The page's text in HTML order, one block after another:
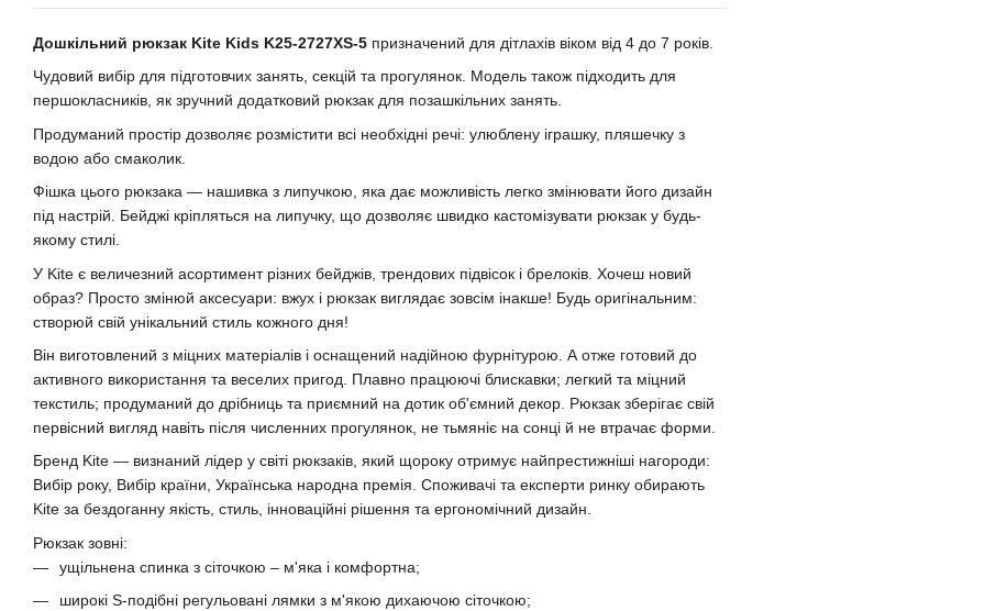
Дошкільний рюкзак Kite Kids K25-2727XS-5 призначений для дітлахів віком від 4 до 7 років.
Чудовий вибір для підготовчих занять, секцій та прогулянок. Модель також підходить для
першокласників, як зручний додатковий рюкзак для позашкільних занять.
Продуманий простір дозволяє розмістити всі необхідні речі: улюблену іграшку, пляшечку з
водою або смаколик.
Фішка цього рюкзака — нашивка з липучкою, яка дає можливість легко змінювати його дизайн
під настрій. Бейджі кріпляться на липучку, що дозволяє швидко кастомізувати рюкзак у будь-
якому стилі.
У Kite є величезний асортимент різних бейджів, трендових підвісок і брелоків. Хочеш новий
образ? Просто змінюй аксесуари: вжух і рюкзак виглядає зовсім інакше! Будь оригінальним:
створюй свій унікальний стиль кожного дня!
Він виготовлений з міцних матеріалів і оснащений надійною фурнітурою. А отже готовий до
активного використання та веселих пригод. Плавно працюючі блискавки; легкий та міцний
текстиль; продуманий до дрібниць та приємний на дотик об'ємний декор. Рюкзак зберігає свій
первісний вигляд навіть після численних прогулянок, не тьмяніє на сонці й не втрачає форми.
Бренд Kite — визнаний лідер у світі рюкзаків, який щороку отримує найпрестижніші нагороди:
Вибір року, Вибір країни, Українська народна премія. Споживачі та експерти ринку обирають
Kite за бездоганну якість, стиль, інноваційні рішення та ергономічний дизайн.
Рюкзак зовні:
ущільнена спинка з сіточкою – м'яка і комфортна;
широкі S-подібні регульовані лямки з м'якою дихаючою сіточкою;